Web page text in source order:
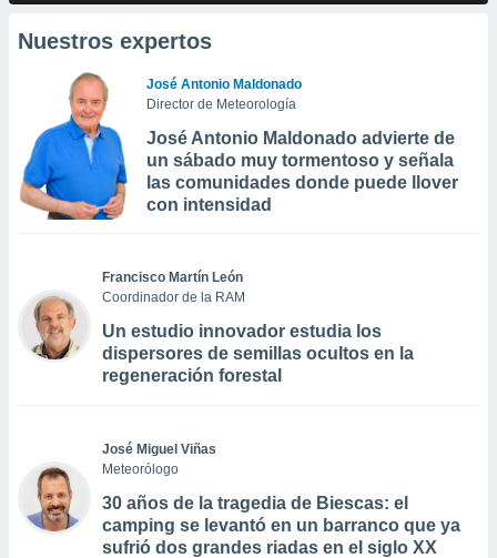
Nuestros expertos
José Antonio Maldonado
Director de Meteorología
José Antonio Maldonado advierte de
un sábado muy tormentoso y señala
las comunidades donde puede llover
con intensidad
Francisco Martín León
Coordinador de la RAM
Un estudio innovador estudia los
dispersores de semillas ocultos en la
regeneración forestal
José Miguel Viñas
Meteorólogo
30 años de la tragedia de Biescas: el
camping se levantó en un barranco que ya
sufrió dos grandes riadas en el siglo XX